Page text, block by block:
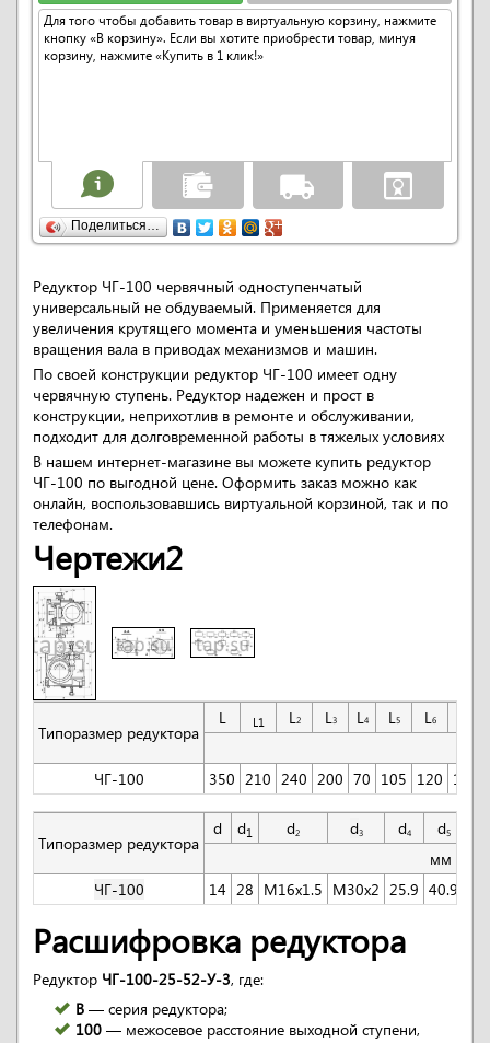
Для того чтобы добавить товар в виртуальную корзину, нажмите
кнопку «В корзину». Если вы хотите приобрести товар, минуя
корзину, нажмите «Купить в 1 клик!»
Поделиться…
Редуктор ЧГ-100 червячный одноступенчатый
универсальный не обдуваемый. Применяется для
увеличения крутящего момента и уменьшения частоты
вращения вала в приводах механизмов и машин.
По своей конструкции редуктор ЧГ-100 имеет одну
червячную ступень. Редуктор надежен и прост в
конструкции, неприхотлив в ремонте и обслуживании,
подходит для долговременной работы в тяжелых условиях
В нашем интернет-магазине вы можете купить редуктор
ЧГ-100 по выгодной цене. Оформить заказ можно как
онлайн, воспользовавшись виртуальной корзиной, так и по
телефонам.
Чертежи2
Типоразмер редуктора
L L 1 L2 L3 L4 L5 L6
ЧГ-100
350 210 240 200 70 105 120 110
Типоразмер редуктора
d d1 d2 d3 d4 d5
мм
ЧГ-100
14 28 M16x1.5 M30x2 25.9 40.9
Расшифровка редуктора
Редуктор ЧГ-100-25-52-У-3, где:
В — серия редуктора;
100 — межосевое расстояние выходной ступени,